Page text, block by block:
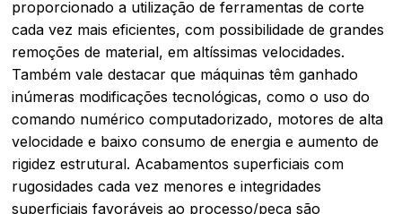
proporcionado a utilização de ferramentas de corte
cada vez mais eficientes, com possibilidade de grandes
remoções de material, em altíssimas velocidades.
Também vale destacar que máquinas têm ganhado
inúmeras modificações tecnológicas, como o uso do
comando numérico computadorizado, motores de alta
velocidade e baixo consumo de energia e aumento de
rigidez estrutural. Acabamentos superficiais com
rugosidades cada vez menores e integridades
superficiais favoráveis ao processo/peça são